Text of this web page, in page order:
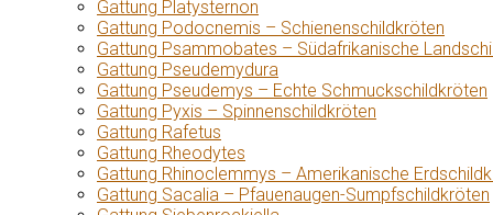
Gattung Platysternon
Gattung Podocnemis – Schienenschildkröten
Gattung Psammobates – Südafrikanische
Gattung Pseudemydura
Gattung Pseudemys – Echte Schmuckschildkröten
Gattung Pyxis – Spinnenschildkröten
Gattung Rafetus
Gattung Rheodytes
Gattung Rhinoclemmys – Amerikanische
Gattung Sacalia – Pfauenaugen-Sumpfschildkröten